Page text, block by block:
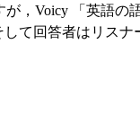
，Voicy 「英語の
して回答者はリスナ